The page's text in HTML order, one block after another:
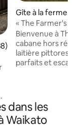
moyenne sur la
Gîte à la ferme ⋅
« The Farmer's
soleil dans un
Bienvenue à The
cabane hors
laitière
parfaits et escapade
Située à 30
charmante
sereine, parfaite
dans les
Waikato